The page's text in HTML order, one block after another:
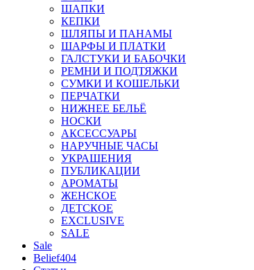
ШАПКИ
КЕПКИ
ШЛЯПЫ И ПАНАМЫ
ШАРФЫ И ПЛАТКИ
ГАЛСТУКИ И БАБОЧКИ
РЕМНИ И ПОДТЯЖКИ
СУМКИ И КОШЕЛЬКИ
ПЕРЧАТКИ
НИЖНЕЕ БЕЛЬЁ
НОСКИ
АКСЕССУАРЫ
НАРУЧНЫЕ ЧАСЫ
УКРАШЕНИЯ
ПУБЛИКАЦИИ
АРОМАТЫ
ЖЕНСКОЕ
ДЕТСКОЕ
EXCLUSIVE
SALE
Sale
Belief404